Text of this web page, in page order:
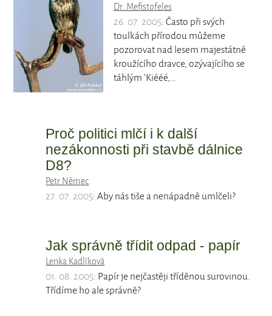
Dr. Mefistofeles
26. 07. 2005: Často při svých
toulkách přírodou můžeme
pozorovat nad lesem majestátně
kroužícího dravce, ozývajícího se
táhlým 'Kiééé,…
Proč politici mlčí i k další
nezákonnosti při stavbě dálnice
D8?
Petr Němec
27. 07. 2005: Aby nás tiše a nenápadně umlčeli?
Jak správně třídit odpad - papír
Lenka Kadlíková
01. 08. 2005: Papír je nejčastěji tříděnou surovinou.
Třídíme ho ale správně?